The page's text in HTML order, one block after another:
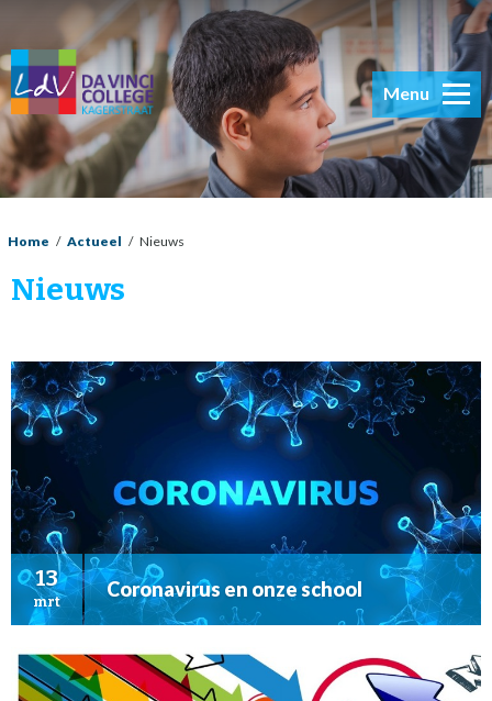
Menu
Home / Actueel / Nieuws
Nieuws
13
mrt
Coronavirus en onze school